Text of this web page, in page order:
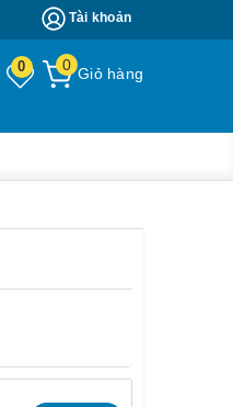
Tài khoản
Giỏ hàng
0
0